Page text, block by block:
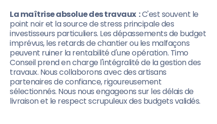
La maîtrise absolue des travaux :C'est souvent le
point noir et la source de stress principale des
investisseurs particuliers. Les dépassements de budget
imprévus, les retards de chantier ou les malfaçons
peuvent ruiner la rentabilité d'une opération. Timo
Conseil prend en charge l'intégralité de la gestion des
travaux. Nous collaborons avec des artisans
partenaires de confiance, rigoureusement
sélectionnés. Nous nous engageons sur les délais de
livraison et le respect scrupuleux des budgets validés.